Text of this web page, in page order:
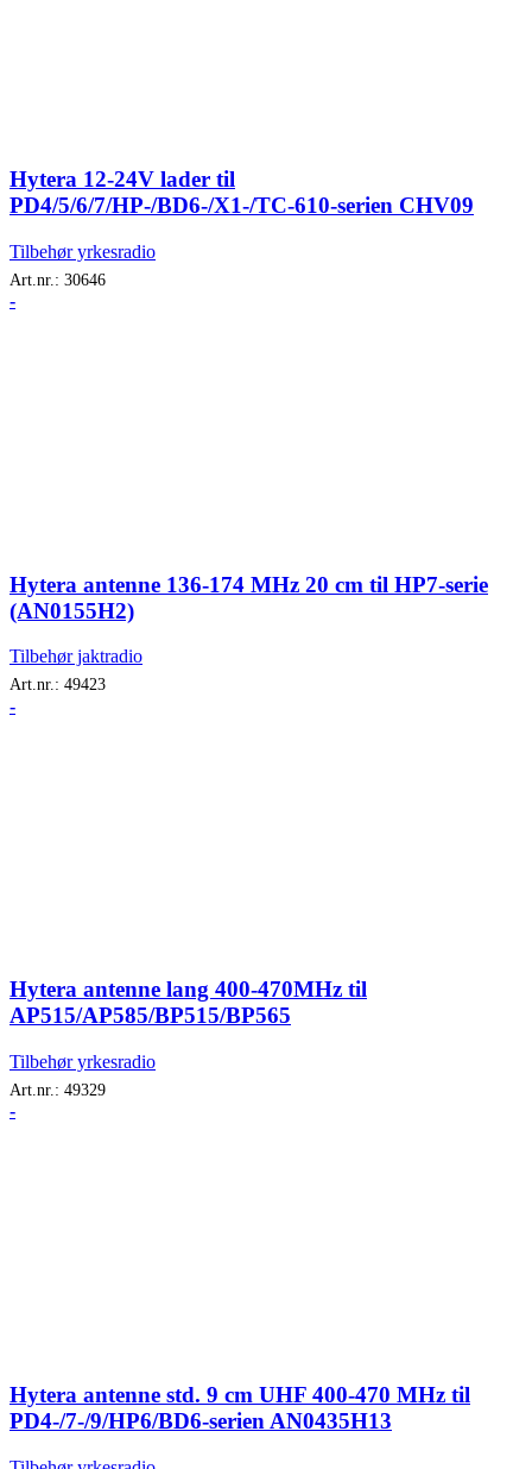
Hytera 12-24V lader til
PD4/5/6/7/HP-/BD6-/X1-/TC-610-serien CHV09
Tilbehør yrkesradio
Art.nr.: 30646
-
Hytera antenne 136-174 MHz 20 cm til HP7-serie
(AN0155H2)
Tilbehør jaktradio
Art.nr.: 49423
-
Hytera antenne lang 400-470MHz til
AP515/AP585/BP515/BP565
Tilbehør yrkesradio
Art.nr.: 49329
-
Hytera antenne std. 9 cm UHF 400-470 MHz til
PD4-/7-/9/HP6/BD6-serien AN0435H13